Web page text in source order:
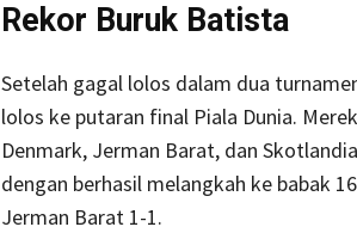
Rekor Buruk Batista
Setelah gagal lolos dalam dua
lolos ke putaran final Piala Dunia.
Denmark, Jerman Barat, dan
dengan berhasil melangkah ke babak
Jerman Barat 1-1.